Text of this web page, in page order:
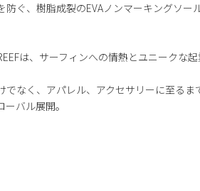
ぐ、樹脂成裂のEVAノンマーキングソール
は、サーフィンへの情熱とユニークな
でなく、アパレル、アクセサリーに至るま
バル展開。